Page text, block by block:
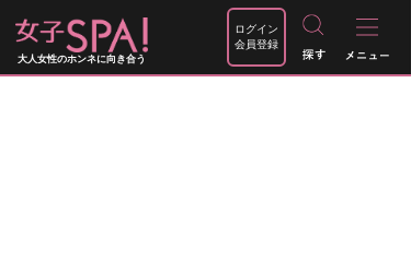
大人女性のホンネに向き合う
ログイン
会員登録